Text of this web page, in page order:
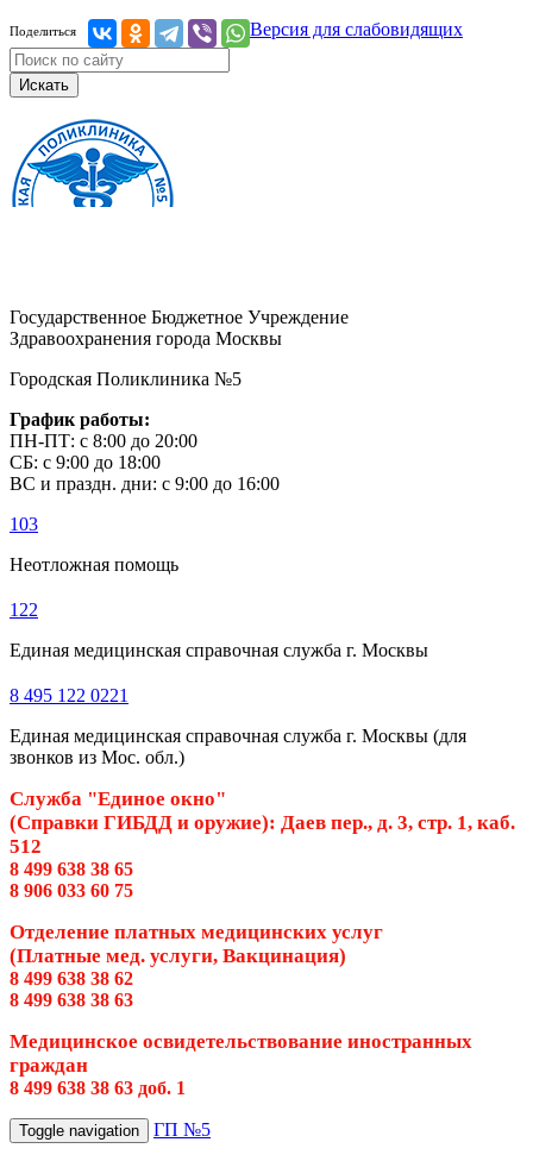
Поделиться Версия для слабовидящих
Искать
Государственное Бюджетное Учреждение
Здравоохранения города Москвы
Городская Поликлиника №5
График работы:
ПН-ПТ: с 8:00 до 20:00
СБ: с 9:00 до 18:00
ВС и праздн. дни: с 9:00 до 16:00
103
Неотложная помощь
122
Единая медицинская справочная служба г. Москвы
8 495 122 0221
Единая медицинская справочная служба г. Москвы (для
звонков из Мос. обл.)
Служба "Единое окно"
(Справки ГИБДД и оружие): Даев пер., д. 3, стр. 1, каб.
512
8 499 638 38 65
8 906 033 60 75
Отделение платных медицинских услуг
(Платные мед. услуги, Вакцинация)
8 499 638 38 62
8 499 638 38 63
Медицинское освидетельствование иностранных
граждан
8 499 638 38 63 доб. 1
Toggle navigation ГП №5